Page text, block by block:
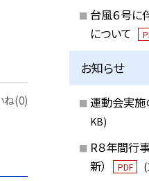
ね(0)
台風６号に
について
お知らせ
運動会実施
KB)
R８年間行
新）
PDF